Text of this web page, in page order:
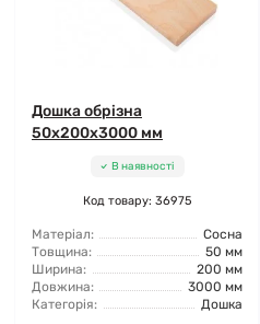
Дошка обрізна
50x200x3000 мм
В наявності
Код товару: 36975
Матеріал:
Сосна
Товщина:
50 мм
Ширина:
200 мм
Довжина:
3000 мм
Категорія:
Дошка